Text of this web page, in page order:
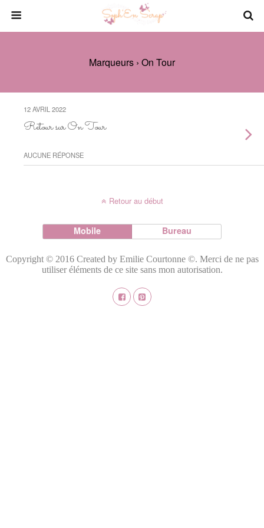
Marqueurs › On Tour
12 AVRIL 2022
Retour sur On Tour
AUCUNE RÉPONSE
Retour au début
Mobile Bureau
Copyright © 2016 Created by Emilie Courtonne ©. Merci de ne pas
utiliser éléments de ce site sans mon autorisation.